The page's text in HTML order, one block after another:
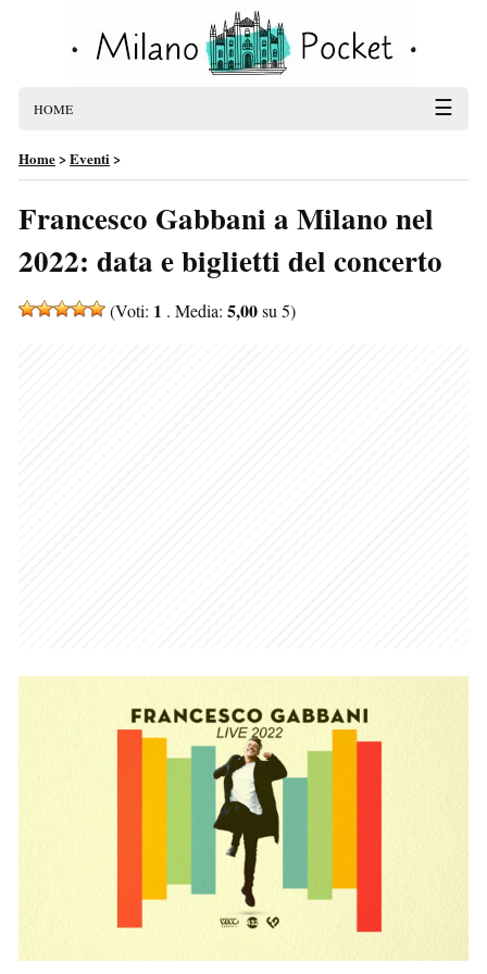
HOME ☰
Home>Eventi>
Francesco Gabbani a Milano nel
2022: data e biglietti del concerto
(Voti: 1 . Media: 5,00su 5)